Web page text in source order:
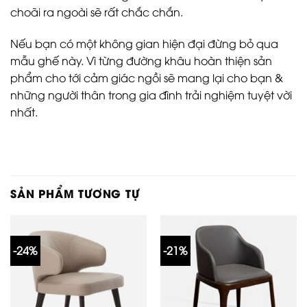
choãi ra ngoài sẽ rất chắc chắn.
Nếu bạn có một không gian hiện đại đừng bỏ qua
mẫu ghế này. Vì từng đường khâu hoàn thiện sản
phẩm cho tới cảm giác ngồi sẽ mang lại cho bạn &
những người thân trong gia đình trải nghiệm tuyệt vời
nhất.
SẢN PHẨM TƯƠNG TỰ
-24% -21%